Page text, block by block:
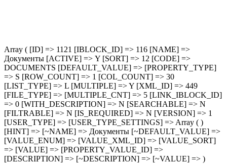
Array ( [ID] => 1121 [IBLOCK_ID] => 116 [NAME] =>
Документы [ACTIVE] => Y [SORT] => 12 [CODE] =>
DOCUMENTS [DEFAULT_VALUE] => [PROPERTY_TYPE]
=> S [ROW_COUNT] => 1 [COL_COUNT] => 30
[LIST_TYPE] => L [MULTIPLE] => Y [XML_ID] => 449
[FILE_TYPE] => [MULTIPLE_CNT] => 5 [LINK_IBLOCK_ID]
=> 0 [WITH_DESCRIPTION] => N [SEARCHABLE] => N
[FILTRABLE] => N [IS_REQUIRED] => N [VERSION] => 1
[USER_TYPE] => [USER_TYPE_SETTINGS] => Array ( )
[HINT] => [~NAME] => Документы [~DEFAULT_VALUE] =>
[VALUE_ENUM] => [VALUE_XML_ID] => [VALUE_SORT]
=> [VALUE] => [PROPERTY_VALUE_ID] =>
[DESCRIPTION] => [~DESCRIPTION] => [~VALUE] => )